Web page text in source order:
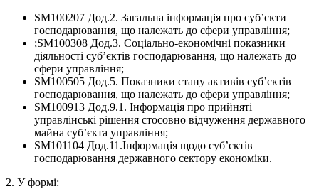
SM100207 Дод.2. Загальна інформація про суб’єкти
господарювання, що належать до сфери управління;
;SM100308 Дод.3. Соціально-економічні показники
діяльності суб’єктів господарювання, що належать до
сфери управління;
SM100505 Дод.5. Показники стану активів суб’єктів
господарювання, що належать до сфери управління;
SM100913 Дод.9.1. Інформація про прийняті
управлінські рішення стосовно відчуження державного
майна суб’єкта управління;
SM101104 Дод.11.Інформація щодо суб’єктів
господарювання державного сектору економіки.
2. У формі: